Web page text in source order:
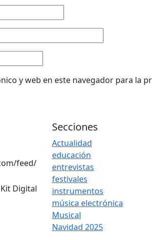
y web en este navegador para la
feed/
Secciones
Actualidad
educación
entrevistas
festivales
instrumentos
música electrónica
Musical
Navidad 2025